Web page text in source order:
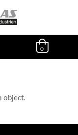
0
object.